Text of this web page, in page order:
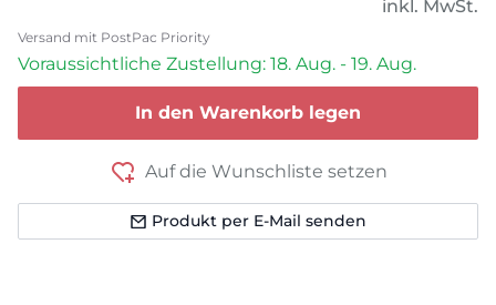
inkl. MwSt.
Versand mit PostPac Priority
Voraussichtliche Zustellung: 18. Aug. - 19. Aug.
In den Warenkorb legen
Auf die Wunschliste setzen
Produkt per E-Mail senden